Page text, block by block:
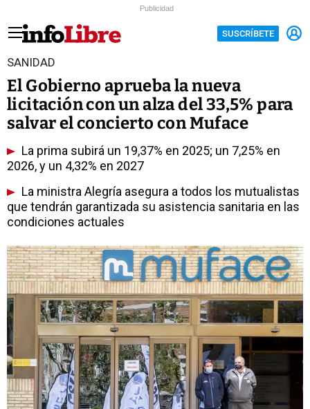
Publicidad
SUSCRÍBETE
SANIDAD
El Gobierno aprueba la nueva
licitación con un alza del 33,5% para
salvar el concierto con Muface
La prima subirá un 19,37% en 2025; un 7,25% en
2026, y un 4,32% en 2027
La ministra Alegría asegura a todos los mutualistas
que tendrán garantizada su asistencia sanitaria en las
condiciones actuales